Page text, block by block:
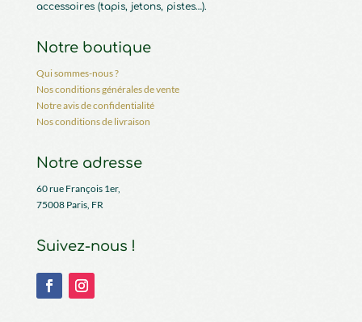
accessoires (tapis, jetons, pistes…).
Notre boutique
Qui sommes-nous ?
Nos conditions générales de vente
Notre avis de confidentialité
Nos conditions de livraison
Notre adresse
60 rue François 1er,
75008 Paris, FR
Suivez-nous !